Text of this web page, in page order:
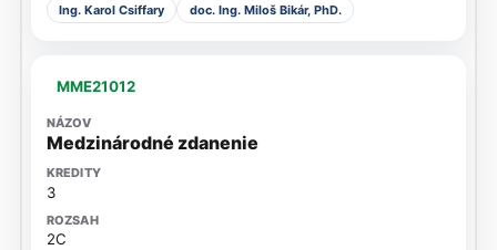
Ing. Karol Csiffary doc. Ing. Miloš Bikár, PhD.
MME21012
Medzinárodné zdanenie
3
2C